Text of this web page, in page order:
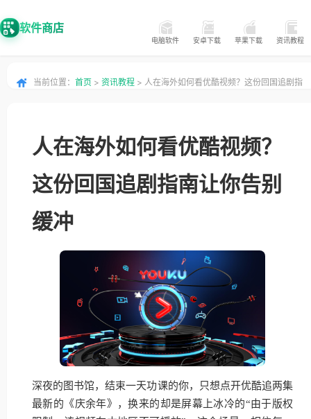
软件商店
电脑软件 安卓下载 苹果下载 资讯教程
当前位置： 首页 > 资讯教程 > 人在海外如何看优酷视频？这份回国追剧指
人在海外如何看优酷视频？
这份回国追剧指南让你告别
缓冲
深夜的图书馆，结束一天功课的你，只想点开优酷追两集
最新的《庆余年》，换来的却是屏幕上冰冷的“由于版权